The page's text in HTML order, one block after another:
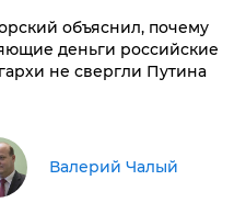
объяснил, почему
деньги российские
не свергли Путина
Валерий Чалый